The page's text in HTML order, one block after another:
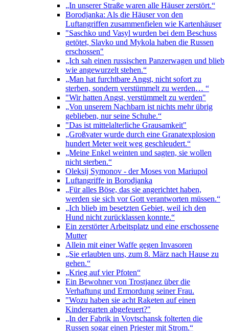
„In unserer Straße waren alle Häuser zerstört.“
Borodjanka: Als die Häuser von den
Luftangriffen zusammenfielen wie Kartenhäuser
"Saschko und Vasyl wurden bei dem Beschuss
getötet, Slavko und Mykola haben die Russen
erschossen"
„Ich sah einen russischen Panzerwagen und blieb
wie angewurzelt stehen.“
„Man hat furchtbare Angst, nicht sofort zu
sterben, sondern verstümmelt zu werden… “
"Wir hatten Angst, verstümmelt zu werden"
„Von unserem Nachbarn ist nichts mehr übrig
geblieben, nur seine Schuhe.“
"Das ist mittelalterliche Grausamkeit"
„Großvater wurde durch eine Granatexplosion
hundert Meter weit weg geschleudert.“
„Meine Enkel weinten und sagten, sie wollen
nicht sterben.“
Oleksij Symonov - der Moses von Mariupol
Luftangriffe in Borodjanka
„Für alles Böse, das sie angerichtet haben,
werden sie sich vor Gott verantworten müssen.“
„Ich blieb im besetzten Gebiet, weil ich den
Hund nicht zurücklassen konnte.“
Ein zerstörter Arbeitsplatz und eine erschossene
Mutter
Allein mit einer Waffe gegen Invasoren
„Sie erlaubten uns, zum 8. März nach Hause zu
gehen.“
„Krieg auf vier Pfoten“
Ein Bewohner von Trostjanez über die
Verhaftung und Ermordung seiner Frau.
"Wozu haben sie acht Raketen auf einen
Kindergarten abgefeuert?"
„In der Fabrik in Vovtschansk folterten die
Russen sogar einen Priester mit Strom.“